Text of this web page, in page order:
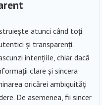
atunci când toți
și transparenți.
intențiile, chiar dacă
clare și sincera
oricărei ambiguități
De asemenea, fii sincer